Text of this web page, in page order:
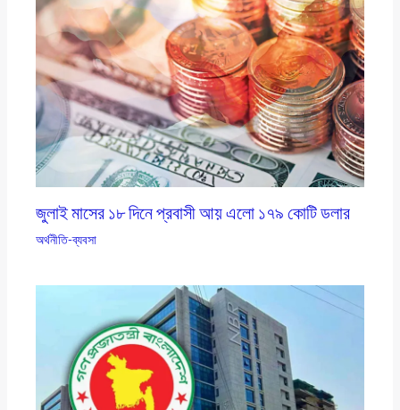
জুলাই মাসের ১৮ দিনে প্রবাসী আয় এলাে ১৭৯ কোটি ডলার
অর্থনীতি-ব্যবসা